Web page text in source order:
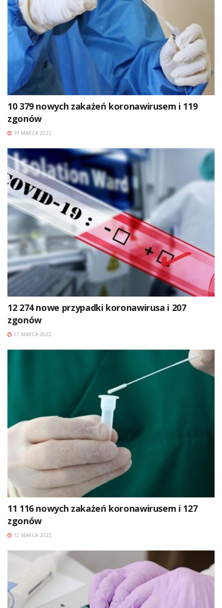
10 379 nowych zakażeń koronawirusem i 119
zgonów
19 MARCA 2022
12 274 nowe przypadki koronawirusa i 207
zgonów
17 MARCA 2022
11 116 nowych zakażeń koronawirusem i 127
zgonów
12 MARCA 2022